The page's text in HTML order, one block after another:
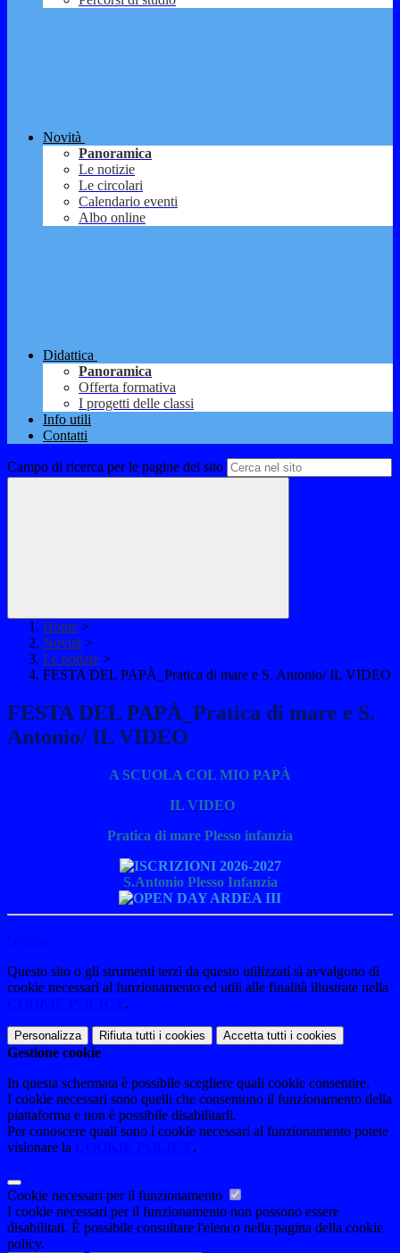
Novità
Panoramica
Le notizie
Le circolari
Calendario eventi
Albo online
Didattica
Panoramica
Offerta formativa
I progetti delle classi
Info utili
Contatti
Campo di ricerca per le pagine del sito
Home >
Novità >
Le notizie >
FESTA DEL PAPÀ_Pratica di mare e S. Antonio/ IL VIDEO
FESTA DEL PAPÀ_Pratica di mare e S.
Antonio/ IL VIDEO
A SCUOLA COL MIO PAPÀ
IL VIDEO
Pratica di mare Plesso infanzia
S.Antonio Plesso Infanzia
Questo sito o gli strumenti terzi da questo utilizzati si avvalgono di
cookie necessari al funzionamento ed utili alle finalità illustrate nella
.
Personalizza Rifiuta tutti i cookies Accetta tutti i cookies
Gestione cookie
In questa schermata è possibile scegliere quali cookie consentire.
I cookie necessari sono quelli che consentono il funzionamento della
piattaforma e non è possibile disabilitarli.
Per conoscere quali sono i cookie necessari al funzionamento potete
visionare la
.
Cookie necessari per il funzionamento
I cookie necessari per il funzionamento non possono essere
disabilitati. È possibile consultare l'elenco nella pagina della cookie
policy.